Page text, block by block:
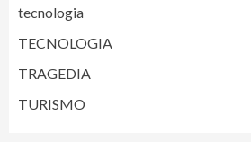
tecnologia
TECNOLOGIA
TRAGEDIA
TURISMO